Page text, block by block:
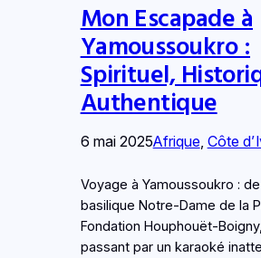
Mon Escapade à
Yamoussoukro :
Spirituel,
Authentique
6 mai 2025Afrique, Côte
Voyage à Yamoussoukro :
basilique Notre-Dame de la
Fondation Houphouët-
passant par un karaoké